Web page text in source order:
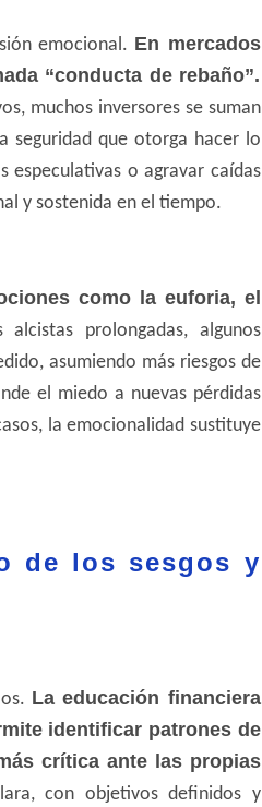
emocional. En mercados
“conducta de rebaño”.
muchos inversores se suman
seguridad que otorga hacer lo
especulativas o agravar caídas
y sostenida en el tiempo.
como la euforia, el
prolongadas, algunos
asumiendo más riesgos de
el miedo a nuevas pérdidas
la emocionalidad sustituye
de los sesgos y
La educación financiera
identificar patrones de
crítica ante las propias
con objetivos definidos y